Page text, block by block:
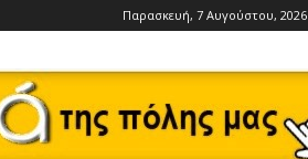
Παρασκευή, 7 Αυγούστου, 2026